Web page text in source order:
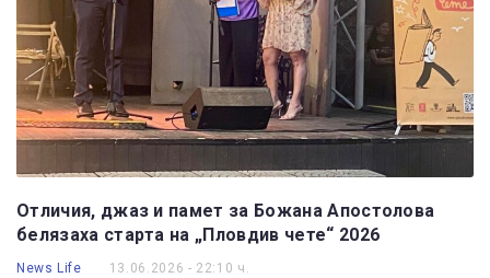
Отличия, джаз и памет за Божана Апостолова
белязаха старта на „Пловдив чете“ 2026
News Life 13.06.2026 - 22:10 ч.